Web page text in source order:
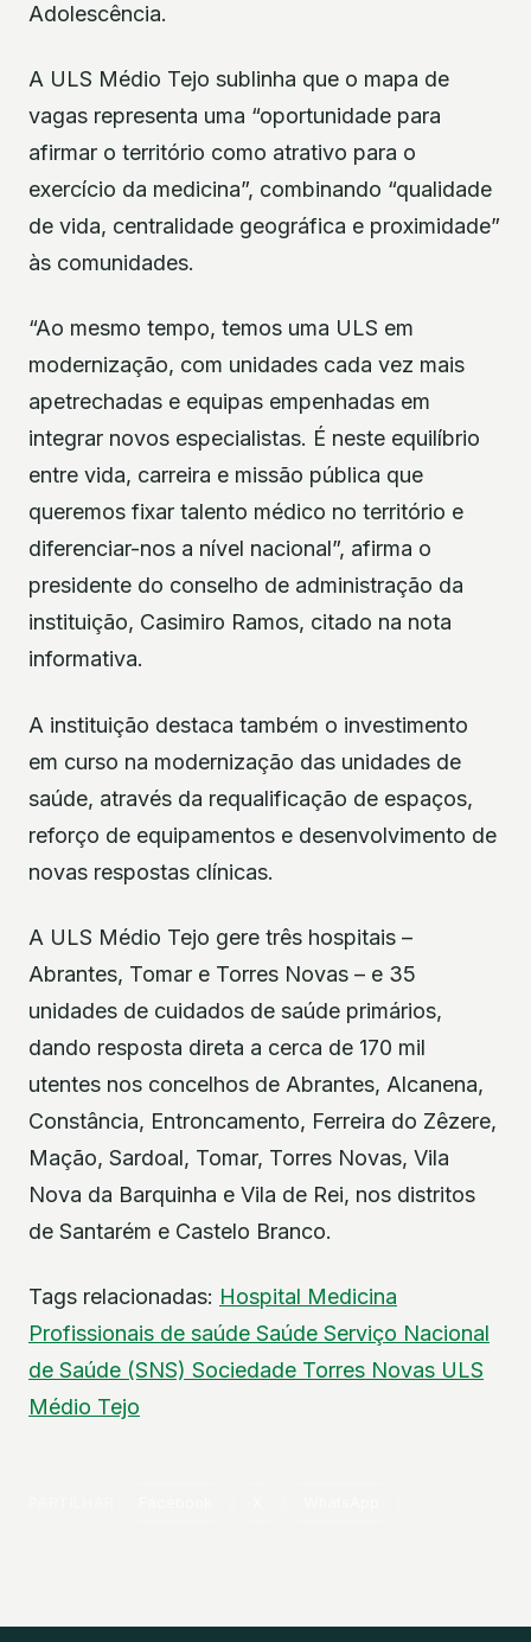
Adolescência.
A ULS Médio Tejo sublinha que o mapa de
vagas representa uma “oportunidade para
afirmar o território como atrativo para o
exercício da medicina”, combinando “qualidade
de vida, centralidade geográfica e proximidade”
às comunidades.
“Ao mesmo tempo, temos uma ULS em
modernização, com unidades cada vez mais
apetrechadas e equipas empenhadas em
integrar novos especialistas. É neste equilíbrio
entre vida, carreira e missão pública que
queremos fixar talento médico no território e
diferenciar-nos a nível nacional”, afirma o
presidente do conselho de administração da
instituição, Casimiro Ramos, citado na nota
informativa.
A instituição destaca também o investimento
em curso na modernização das unidades de
saúde, através da requalificação de espaços,
reforço de equipamentos e desenvolvimento de
novas respostas clínicas.
A ULS Médio Tejo gere três hospitais –
Abrantes, Tomar e Torres Novas – e 35
unidades de cuidados de saúde primários,
dando resposta direta a cerca de 170 mil
utentes nos concelhos de Abrantes, Alcanena,
Constância, Entroncamento, Ferreira do Zêzere,
Mação, Sardoal, Tomar, Torres Novas, Vila
Nova da Barquinha e Vila de Rei, nos distritos
de Santarém e Castelo Branco.
Tags relacionadas: Hospital Medicina
Profissionais de saúde Saúde Serviço Nacional
de Saúde (SNS) Sociedade Torres Novas ULS
Médio Tejo